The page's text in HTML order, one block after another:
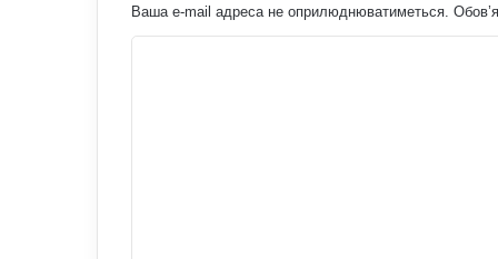
Ваша e-mail адреса не оприлюднюватиметься.